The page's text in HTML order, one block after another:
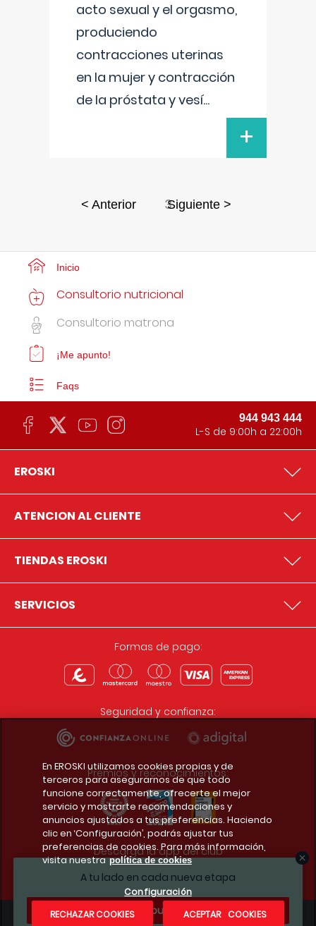
acto sexual y el orgasmo,
produciendo
contracciones uterinas
en la mujer y contracción
de la próstata y vesí...
+
< Anterior 3Siguiente >
A tu lado en cada nueva etapa
¿Te apuntas?
Inicio
Consultorio nutricional
Consultorio matrona
¡Me apunto!
Faqs
944 943 444
L-S de 9:00h a 22:00h
EROSKI
ATENCION AL CLIENTE
TIENDAS EROSKI
SERVICIOS
Formas de pago:
Seguridad y confianza:
Premios y reconocimientos:
Descarga la app del club
En EROSKI utilizamos cookies propias y de
terceros para asegurarnos de que todo
funcione correctamente, ofrecerte el mejor
servicio y mostrarte recomendaciones y
anuncios ajustados a tus preferencias. Haciendo
clic en ‘Configuración’, podrás ajustar tus
preferencias de cookies. Para más información,
visita nuestra política de cookies
Configuración
RECHAZAR COOKIES
ACEPTAR COOKIES